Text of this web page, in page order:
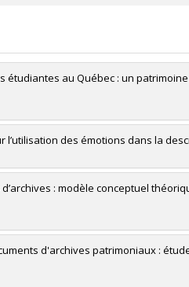
au Québec : un
des émotions dans la
: modèle conceptuel
d'archives patrimoniaux :